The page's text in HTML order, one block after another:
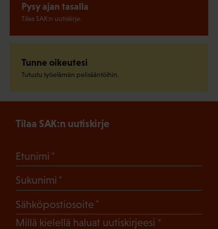
Pysy ajan tasalla
Tilaa SAK:n uutiskirje.
Tunne oikeutesi
Tutustu työelämän pelisääntöihin.
Tilaa SAK:n uutiskirje
Etunimi
Sukunimi
Sähköpostiosoite
Millä kielellä haluat uutiskirjeesi (Pakollinen)